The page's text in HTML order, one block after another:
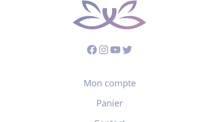
Facebook
Instagram
YouTube
Twitter
Mon compte
Panier